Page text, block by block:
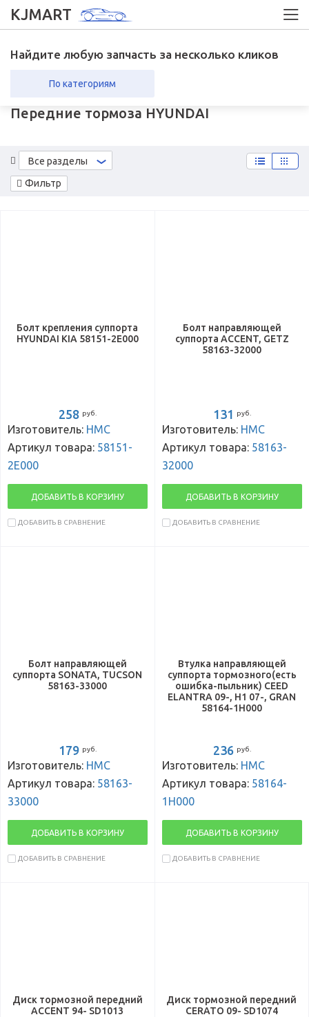
KJMART
Найдите любую запчасть за несколько кликов
По категориям
Передние тормоза HYUNDAI
Фильтр
Все разделы
Болт крепления суппорта
HYUNDAI KIA 58151-2E000
258 руб.
Изготовитель: HMC
Артикул товара: 58151-
2E000
ДОБАВИТЬ В КОРЗИНУ
ДОБАВИТЬ В СРАВНЕНИЕ
Болт направляющей
суппорта ACCENT, GETZ
58163-32000
131 руб.
Изготовитель: HMC
Артикул товара: 58163-
32000
ДОБАВИТЬ В КОРЗИНУ
ДОБАВИТЬ В СРАВНЕНИЕ
Болт направляющей
суппорта SONATA, TUCSON
58163-33000
179 руб.
Изготовитель: HMC
Артикул товара: 58163-
33000
ДОБАВИТЬ В КОРЗИНУ
ДОБАВИТЬ В СРАВНЕНИЕ
Втулка направляющей
суппорта тормозного(есть
ошибка-пыльник) CEED
ELANTRA 09-, H1 07-, GRAN
58164-1H000
236 руб.
Изготовитель: HMC
Артикул товара: 58164-
1H000
ДОБАВИТЬ В КОРЗИНУ
ДОБАВИТЬ В СРАВНЕНИЕ
Диск тормозной передний
ACCENT 94- SD1013
Диск тормозной передний
CERATO 09- SD1074